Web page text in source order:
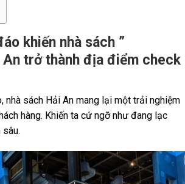
khiến nhà sách ”
trở thành địa điểm check
nhà sách Hải An mang lại một trải nghiệm
hàng. Khiến ta cứ ngỡ như đang lạc